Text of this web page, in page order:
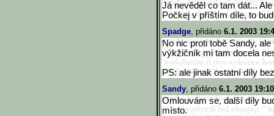
Já nevěděl co tam dát...
Počkej v příštím díle, to
Spadge, přidáno 6.1. 2003
No nic proti tobě Sandy,
výkžičník mi tam docela
PS: ale jinak ostatní díly
Sandy, přidáno 6.1. 2003
Omlouvám se, další díly
místo.